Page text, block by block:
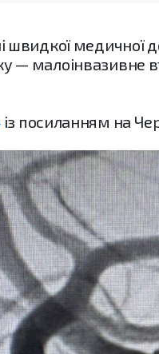
швидкої
— малоінвазивне
із посиланням на